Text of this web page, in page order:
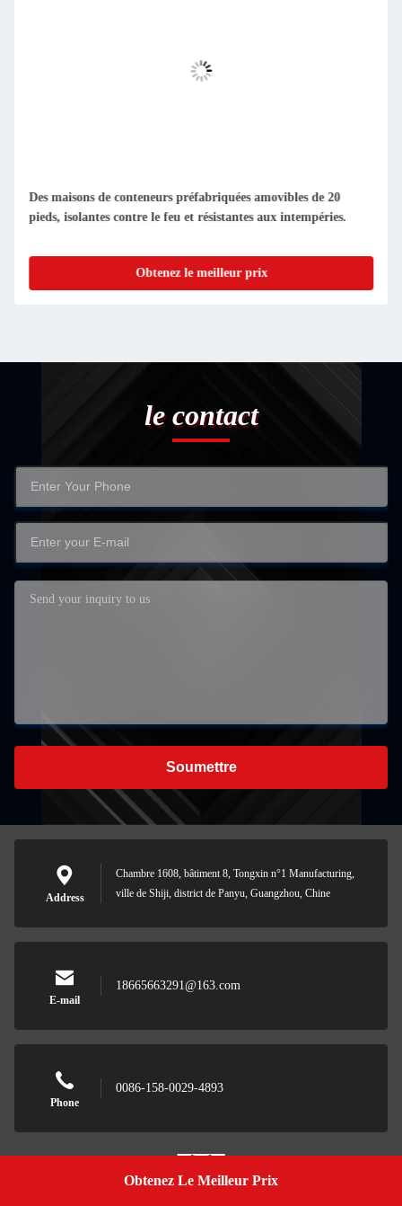
Obtenez Le Meilleur Prix
Des maisons en conteneurs préfabriqués compacts et amovibles
Facile à nettoyer et à l'épreuve de la poussière
Obtenez le meilleur prix
le contact
Soumettre
Address
Chambre 1608, bâtiment 8, Tongxin n°1 Manufacturing,
ville de Shiji, district de Panyu, Guangzhou, Chine
E-mail
18665663291@163.com
Phone
0086-158-0029-4893
Get A Quote